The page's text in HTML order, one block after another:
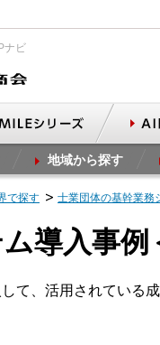
ナビ
地域から探す
で探す 士業団体の基幹業務
導入事例
て、活用されている